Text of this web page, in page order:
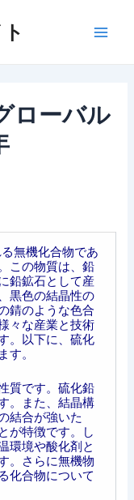
ローバル
無機化合物であ
この物質は、鉛
鉛鉱石として産
黒色の結晶性の
錆のような色合
々な産業と技術
。以下に、硫化
す。
質です。硫化鉛
。また、結晶構
結合が強いた
が特徴です。し
環境や酸化剤と
。さらに無機物
化合物について